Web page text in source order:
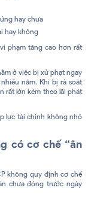
hay chưa
hay không
phạm tăng cao hơn rất
ở việc bị xử phạt ngay
năm. Khi bị rà soát
rất lớn kèm theo lãi phát
lực tài chính không nhỏ
có cơ chế “ân
không quy định cơ chế
chưa đóng trước ngày